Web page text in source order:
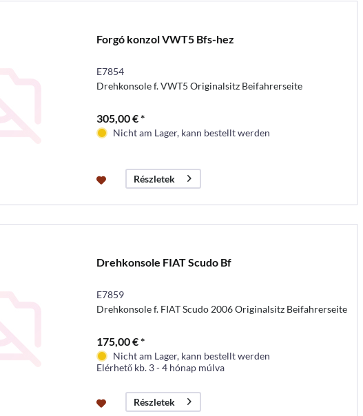
Forgó konzol VWT5 Bfs-hez
E7854
Drehkonsole f. VWT5 Originalsitz Beifahrerseite
305,00 € *
Nicht am Lager, kann bestellt werden
Részletek
Drehkonsole FIAT Scudo Bf
E7859
Drehkonsole f. FIAT Scudo 2006 Originalsitz Beifahrerseite
175,00 € *
Nicht am Lager, kann bestellt werden
Elérhető kb. 3 - 4 hónap múlva
Részletek